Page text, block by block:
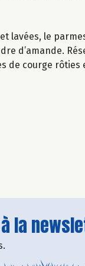
lavées, le
d’amande.
de courge rôties
la